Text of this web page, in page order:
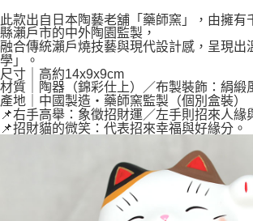
此款出自日本陶藝老舖「藥師窯」，由擁有
縣瀨戶市的中外陶園監製，
融合傳統瀨戶燒技藝與現代設計感，呈現出
學」。
尺寸｜高約14x9x9cm
材質｜陶器（錦彩仕上）／布製裝飾：絹緞
產地｜中國製造・藥師窯監製（個別盒裝）
📌右手高舉：象徵招財運／左手則招來人緣
📌招財貓的微笑：代表招來幸福與好緣分。